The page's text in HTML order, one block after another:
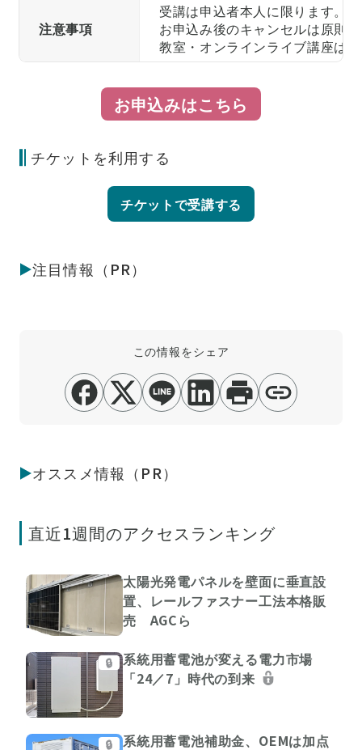
注意事項
受講は申込者本人に限ります。
お申込み後のキャンセルは原則
教室・オンラインライブ講座は
お申込みはこちら
チケットを利用する
チケットで受講する
注目情報（PR）
この情報をシェア
オススメ情報（PR）
直近1週間のアクセスランキング
太陽光発電パネルを壁面に垂直設
置、レールファスナー工法本格販
売 AGCら
🔒
系統用蓄電池が変える電力市場
「24／7」時代の到来
🔒
系統用蓄電池補助金、OEMは加点